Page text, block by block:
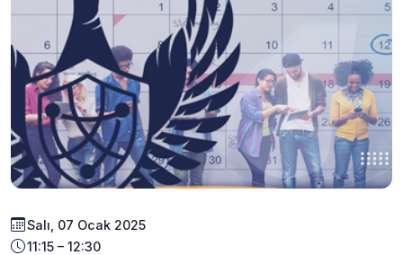
Salı, 07 Ocak 2025
11:15 – 12:30